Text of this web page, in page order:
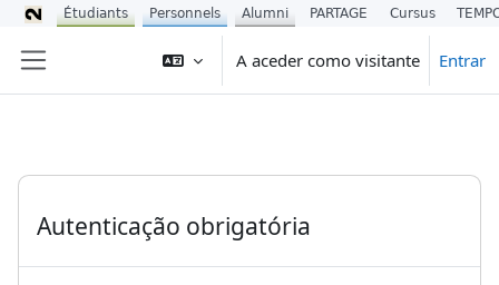
A aceder como visitante Entrar
Autenticação obrigatória
Étudiants Personnels Alumni PARTAGE Cursus